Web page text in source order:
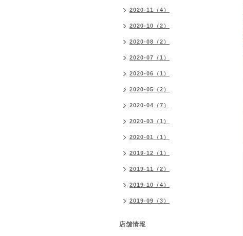
2020-11（4）
2020-10（2）
2020-08（2）
2020-07（1）
2020-06（1）
2020-05（2）
2020-04（7）
2020-03（1）
2020-01（1）
2019-12（1）
2019-11（2）
2019-10（4）
2019-09（3）
店舗情報